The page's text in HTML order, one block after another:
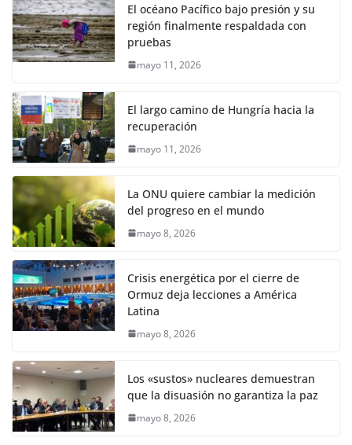
El océano Pacífico bajo presión y su
región finalmente respaldada con
pruebas
mayo 11, 2026
El largo camino de Hungría hacia la
recuperación
mayo 11, 2026
La ONU quiere cambiar la medición
del progreso en el mundo
mayo 8, 2026
Crisis energética por el cierre de
Ormuz deja lecciones a América
Latina
mayo 8, 2026
Los «sustos» nucleares demuestran
que la disuasión no garantiza la paz
mayo 8, 2026